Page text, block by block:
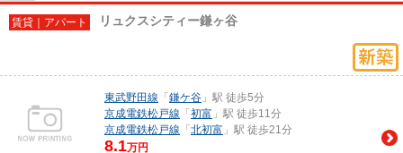
賃貸｜アパート リュクスシティー鎌ヶ谷
東武野田線 「 鎌ケ谷 」駅 徒歩5分
京成電鉄松戸線 「 初富 」駅 徒歩11分
京成電鉄松戸線 「 北初富 」駅 徒歩21分
8.1万円